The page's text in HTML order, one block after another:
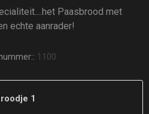
Paasbrood met
echte aanrader!
1100
1